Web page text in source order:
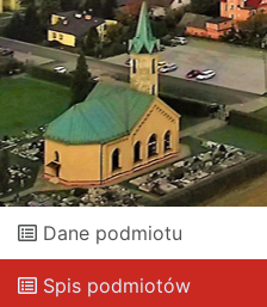
Dane podmiotu
Spis podmiotów